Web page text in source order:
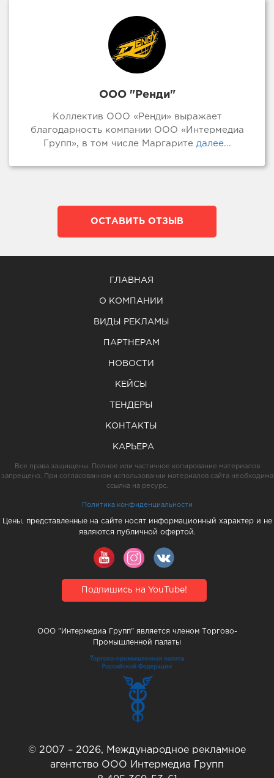
ООО "Ренди"
Коллектив ООО «Ренди» выражает
благодарность компании ООО «Интермедиа
Групп», в том числе Маргарите далее...
ОСТАВИТЬ ОТЗЫВ
ГЛАВНАЯ
О КОМПАНИИ
ВИДЫ РЕКЛАМЫ
ПАРТНЕРАМ
НОВОСТИ
КЕЙСЫ
ТЕНДЕРЫ
КОНТАКТЫ
КАРЬЕРА
Все права защищены. Полное или частичное копирование материалов
запрещено. При согласованном использовании материалов сайта необходима
ссылка на ресурс.
Политика конфиденциальности
Цены, представленные на сайте носят информационный характер и не
являются публичной офертой.
Подпишись на YouTube!
ООО "Интермедиа Групп" является членом Торгово-
Промышленной палаты
© 2007 – 2026, Международное рекламное
агентство ООО Интермедиа Групп